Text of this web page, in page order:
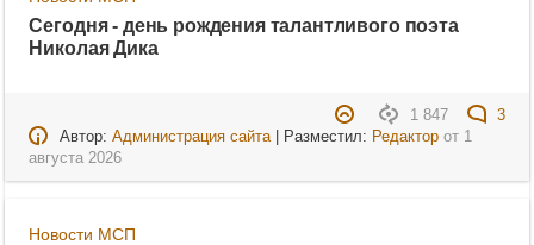
Сегодня - день рождения талантливого поэта
Николая Дика
1 847
3
Автор: Администрация сайта| Разместил: Редакторот 1
августа 2026
Новости МСП